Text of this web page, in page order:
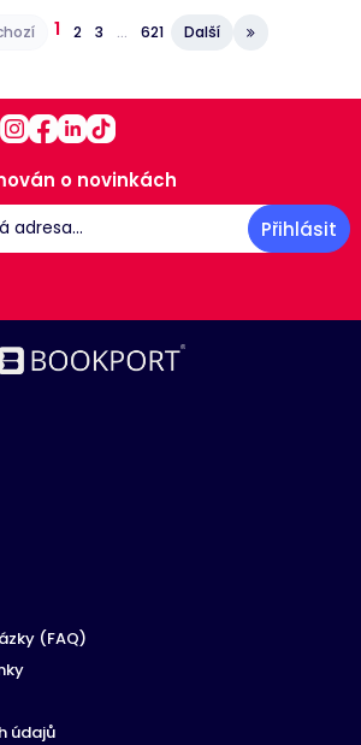
1 2 3 … 621 Další
o novinkách
(FAQ)
údajů